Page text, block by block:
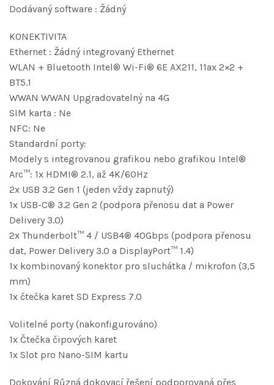
Dodávaný software : Žádný
KONEKTIVITA
Ethernet : Žádný integrovaný Ethernet
WLAN + Bluetooth Intel® Wi-Fi® 6E AX211, 11ax 2×2 +
BT5.1
WWAN WWAN Upgradovatelný na 4G
SIM karta : Ne
NFC: Ne
Standardní porty:
Modely s integrovanou grafikou nebo grafikou Intel®
Arc™: 1x HDMI® 2.1, až 4K/60Hz
2x USB 3.2 Gen 1 (jeden vždy zapnutý)
1x USB-C® 3.2 Gen 2 (podpora přenosu dat a Power
Delivery 3.0)
2x Thunderbolt™ 4 / USB4® 40Gbps (podpora přenosu
dat, Power Delivery 3.0 a DisplayPort™ 1.4)
1x kombinovaný konektor pro sluchátka / mikrofon (3,5
mm)
1x čtečka karet SD Express 7.0
Volitelné porty (nakonfigurováno)
1x Čtečka čipových karet
1x Slot pro Nano-SIM kartu
Dokování Různá dokovací řešení podporovaná přes